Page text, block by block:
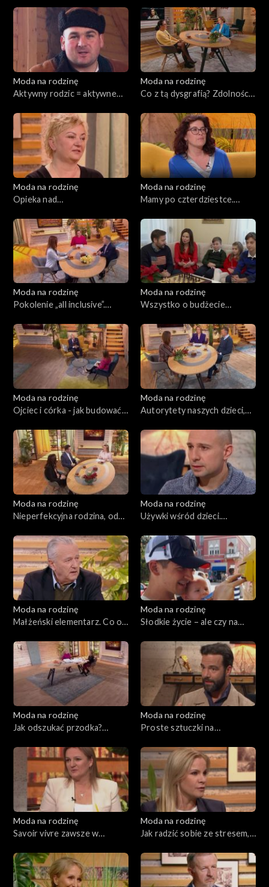
Moda na rodzinę
Aktywny rodzic = aktywne
odc. 194
Moda na rodzinę
Co z tą dysgrafią? Zdolności
Moda na rodzinę
Opieka nad
dzieckiem, odc. 192
Moda na rodzinę
Mamy po czterdziestce.
Moda na rodzinę
Pokolenie „all inclusive”.
odc. 190
Moda na rodzinę
Wszystko o budżecie
Moda na rodzinę
Ojciec i córka - jak budować
Moda na rodzinę
Autorytety naszych dzieci,
Moda na rodzinę
Nieperfekcyjna rodzina, odc.
Moda na rodzinę
Używki wśród dzieci.
naturą, odc. 185
Moda na rodzinę
Małżeński elementarz. Co o
Moda na rodzinę
Słodkie życie – ale czy na
Moda na rodzinę
Jak odszukać przodka?
181
Moda na rodzinę
Proste sztuczki na
rozmowy o chorobach, odc.
180
Moda na rodzinę
Savoir vivre zawsze w
Moda na rodzinę
Jak radzić sobie ze stresem,